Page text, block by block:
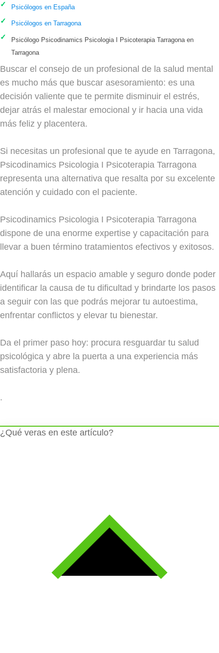
Psicólogos en España
Psicólogos en Tarragona
Psicólogo Psicodinamics Psicologia I Psicoterapia Tarragona en
Tarragona
Buscar el consejo de un profesional de la salud mental
es mucho más que buscar asesoramiento: es una
decisión valiente que te permite disminuir el estrés,
dejar atrás el malestar emocional y ir hacia una vida
más feliz y placentera.
Si necesitas un profesional que te ayude en Tarragona,
Psicodinamics Psicologia I Psicoterapia Tarragona
representa una alternativa que resalta por su excelente
atención y cuidado con el paciente.
Psicodinamics Psicologia I Psicoterapia Tarragona
dispone de una enorme expertise y capacitación para
llevar a buen término tratamientos efectivos y exitosos.
Aquí hallarás un espacio amable y seguro donde poder
identificar la causa de tu dificultad y brindarte los pasos
a seguir con las que podrás mejorar tu autoestima,
enfrentar conflictos y elevar tu bienestar.
Da el primer paso hoy: procura resguardar tu salud
psicológica y abre la puerta a una experiencia más
satisfactoria y plena.
.
¿Qué veras en este artículo?